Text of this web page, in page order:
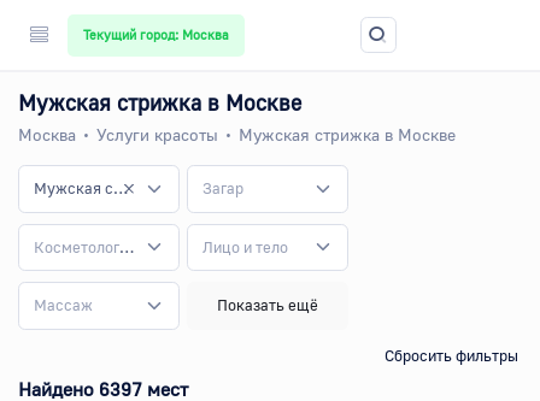
Текущий город: Москва
Мужская стрижка в Москве
Москва Услуги красоты Мужская стрижка в Москве
Мужская стрижка Загар
Косметологические услуги Лицо и тело
Массаж Показать ещё
Сбросить фильтры
Найдено 6397 мест